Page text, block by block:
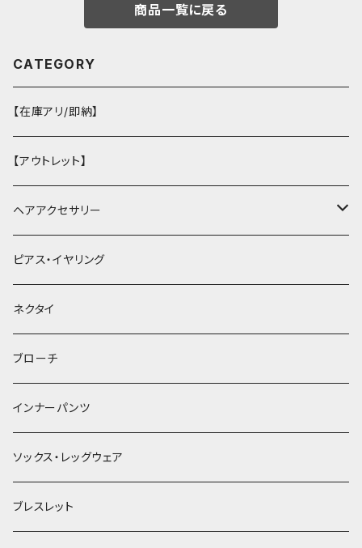
商品一覧に戻る
CATEGORY
【在庫アリ/即納】
【アウトレット】
ヘアアクセサリー
ヘアクリップ
ヘッドドレス・カチューシャ
ヘアゴム
簪
ピアス・イヤリング
ネクタイ
ブローチ
インナーパンツ
ソックス・レッグウェア
ブレスレット